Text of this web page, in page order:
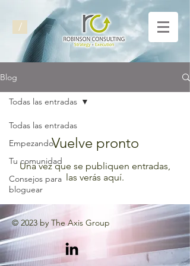
/
Blog
Todas las entradas
Empezando
Tu comunidad
Consejos para
bloguear
Todas las entradas
Vuelve pronto
Una vez que se publiquen entradas,
las verás aquí.
© 2023 by The Axis Group